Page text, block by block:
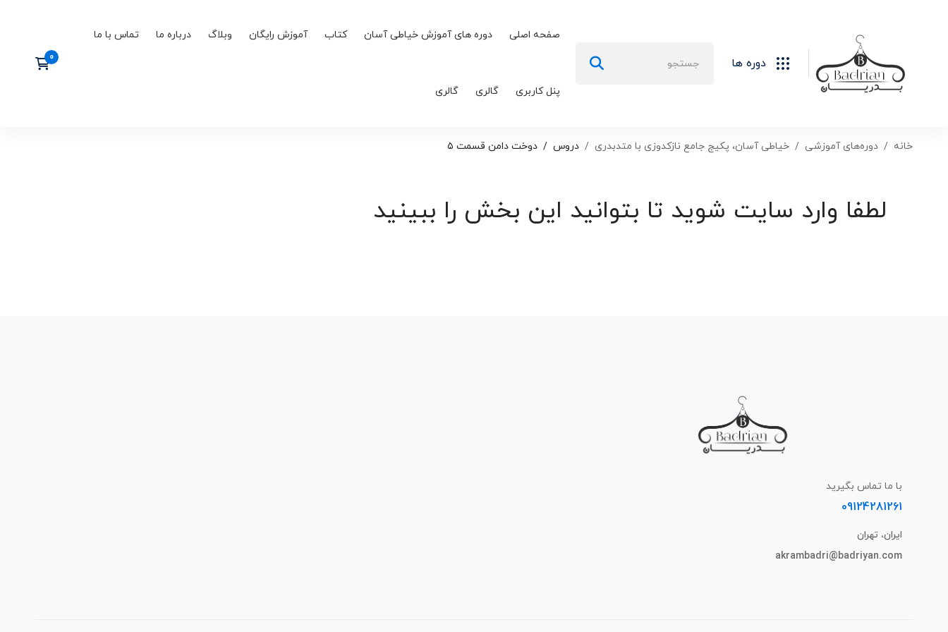
دوره ها
صفحه اصلی دوره های آموزش خیاطی آسان کتاب آموزش رایگان وبلاگ درباره ما تماس با ما
پنل کاربری گالری گالری
خانه دوره‌های آموزشی خیاطی آسان، پکیج جامع نازکدوزی با متدبدری دروس دوخت دامن قسمت ۵
لطفا وارد سایت شوید تا بتوانید این بخش را ببینید
با ما تماس بگیرید
09124281261
ایران، تهران
akrambadri@badriyan.com